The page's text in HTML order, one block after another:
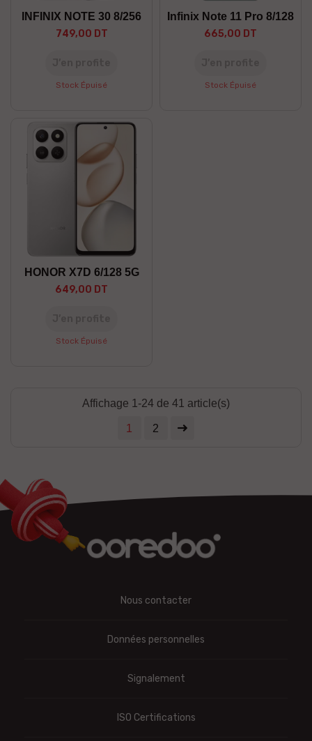
INFINIX NOTE 30 8/256
749,00 DT
Stock Épuisé
Infinix Note 11 Pro 8/128
665,00 DT
Stock Épuisé
HONOR X7D 6/128 5G
649,00 DT
Stock Épuisé
Affichage 1-24 de 41 article(s)
1 2
Nous contacter
Données personnelles
Signalement
ISO Certifications